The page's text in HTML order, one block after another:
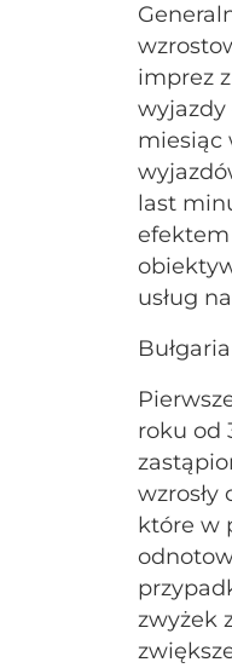
imprez
wyjazdy
miesiąc
last
efektem
usług
roku od
wzrosły
które w
zwyżek